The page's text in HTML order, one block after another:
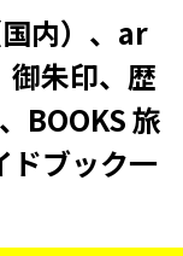
内）、ar
朱印、歴
BOOKS 旅
ドブック一